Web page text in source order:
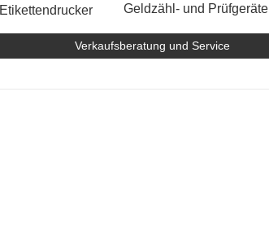
Etikettendrucker Geldzähl- und Prüfgeräte
Verkaufsberatung und Service